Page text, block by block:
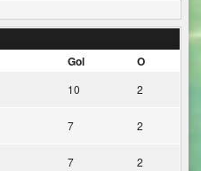
Gol O
10 2
7 2
7 2